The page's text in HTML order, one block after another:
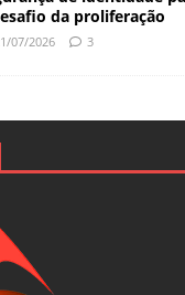
da proliferação
07/2026 3